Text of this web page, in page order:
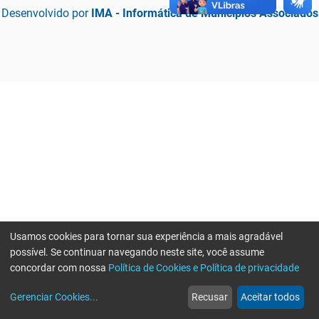
Desenvolvido por IMA - Informática de Municípios Associados
web
Notícias
more_horiz
Mais
Usamos cookies para tornar sua experiência a mais agradável
possível. Se continuar navegando neste site, você assume
concordar com nossa Política de Cookies e Política de privacidade
Gerenciar Cookies... Recusar Aceitar todos
Erro ao enviar informações, por favor tente novamente